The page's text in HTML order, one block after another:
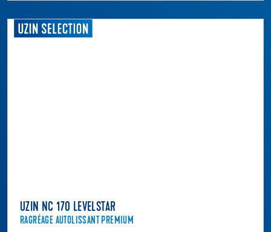
UZIN NC 170 LEVELSTAR
RAGRÉAGE AUTOLISSANT PREMIUM